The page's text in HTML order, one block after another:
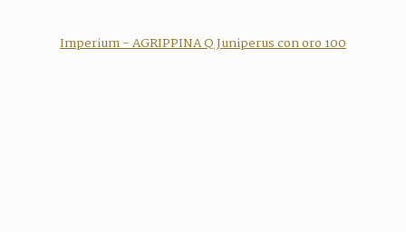
Imperium - AGRIPPINA Q Juniperus con oro 100